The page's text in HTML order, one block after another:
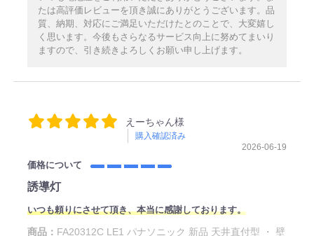
たは高評価レビューを頂き誠にありがとうございます。品
質、納期、対応にご満足いただけたとのことで、大変嬉し
く思います。今後もさらなるサービス向上に努めてまいり
ますので、引き続きよろしくお願い申し上げます。
えーちゃん様
購入確認済み
2026-06-19
価格について
誘導灯
いつも頼りにさせて頂き、本当に感謝しております。
商品： FA20312C LE1 パナソニック 新品 天井直付型 ・ 壁